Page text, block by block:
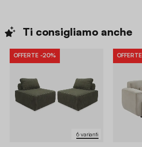
Ti consigliamo anche
6 varianti
OFFERTE -20% OFFERTE